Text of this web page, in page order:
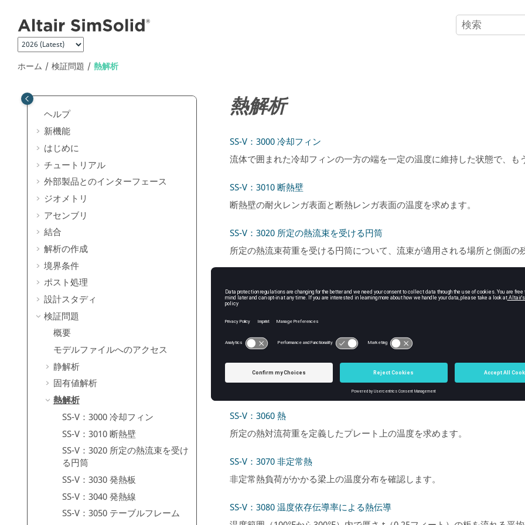
ホーム 検証問題 熱解析
ヘルプ
新機能
はじめに
チュートリアル
外部製品とのインターフェース
ジオメトリ
アセンブリ
結合
解析の作成
境界条件
ポスト処理
設計スタディ
検証問題
概要
モデルファイルへのアクセス
静解析
固有値解析
熱解析
SS-V：3000 冷却フィン
SS-V：3010 断熱壁
SS-V：3020 所定の熱流束を受け
る円筒
SS-V：3030 発熱板
SS-V：3040 発熱線
SS-V：3050 テーブルフレーム
熱解析
SS-V：3000 冷却フィン
流体で囲まれた冷却フィンの一方の端を一定の温度に維持した状態で、も
SS-V：3010 断熱壁
断熱壁の耐火レンガ表面と断熱レンガ表面の温度を求めます。
SS-V：3020 所定の熱流束を受ける円筒
所定の熱流束荷重を受ける円筒について、流束が適用される場所と側面の
発熱鋼板の中心面の温度と、鋼板が加熱している流体への熱流量を求めま
SS-V：3040 発熱線
発熱線の中心線と表面の温度を求めます。
SS-V：3050 テーブルフレーム
8チューブアセンブリのポイントA、B、C、およびDでの温度を求めます。
SS-V：3060 熱
所定の熱対流荷重を定義したプレート上の温度を求めます。
SS-V：3070 非定常熱
非定常熱負荷がかかる梁上の温度分布を確認します。
SS-V：3080 温度依存伝導率による熱伝導